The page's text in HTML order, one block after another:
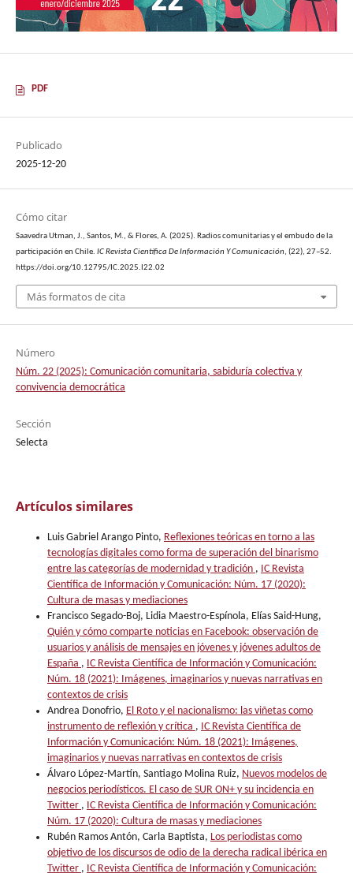
PDF
Publicado
2025-12-20
Cómo citar
Saavedra Utman, J., Santos, M., & Flores, A. (2025). Radios comunitarias y el embudo de la
participación en Chile. IC Revista Científica De Información Y Comunicación, (22), 27–52.
https://doi.org/10.12795/IC.2025.I22.02
Más formatos de cita
Número
Núm. 22 (2025): Comunicación comunitaria, sabiduría colectiva y
convivencia democrática
Sección
Selecta
Artículos similares
Luis Gabriel Arango Pinto, Reflexiones teóricas en torno a las
tecnologías digitales como forma de superación del binarismo
entre las categorías de modernidad y tradición , IC Revista
Científica de Información y Comunicación: Núm. 17 (2020):
Cultura de masas y mediaciones
Francisco Segado-Boj, Lidia Maestro-Espínola, Elías Said-Hung,
Quién y cómo comparte noticias en Facebook: observación de
usuarios y análisis de mensajes en jóvenes y jóvenes adultos de
España , IC Revista Científica de Información y Comunicación:
Núm. 18 (2021): Imágenes, imaginarios y nuevas narrativas en
contextos de crisis
Andrea Donofrio, El Roto y el nacionalismo: las viñetas como
instrumento de reflexión y crítica , IC Revista Científica de
Información y Comunicación: Núm. 18 (2021): Imágenes,
imaginarios y nuevas narrativas en contextos de crisis
Álvaro López-Martín, Santiago Molina Ruiz, Nuevos modelos de
negocios periodísticos. El caso de SUR ON+ y su incidencia en
Twitter , IC Revista Científica de Información y Comunicación:
Núm. 17 (2020): Cultura de masas y mediaciones
Rubén Ramos Antón, Carla Baptista, Los periodistas como
objetivo de los discursos de odio de la derecha radical ibérica en
Twitter , IC Revista Científica de Información y Comunicación: